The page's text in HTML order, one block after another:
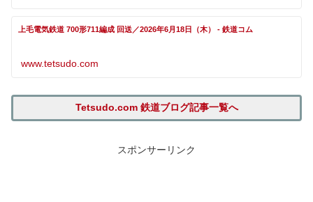
上毛電気鉄道 700形711編成 回送／2026年6月18日（木） - 鉄道コム
www.tetsudo.com
Tetsudo.com 鉄道ブログ記事一覧へ
スポンサーリンク